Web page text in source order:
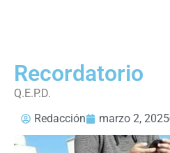
Recordatorio
Q.E.P.D.
Redacción
marzo 2, 2025